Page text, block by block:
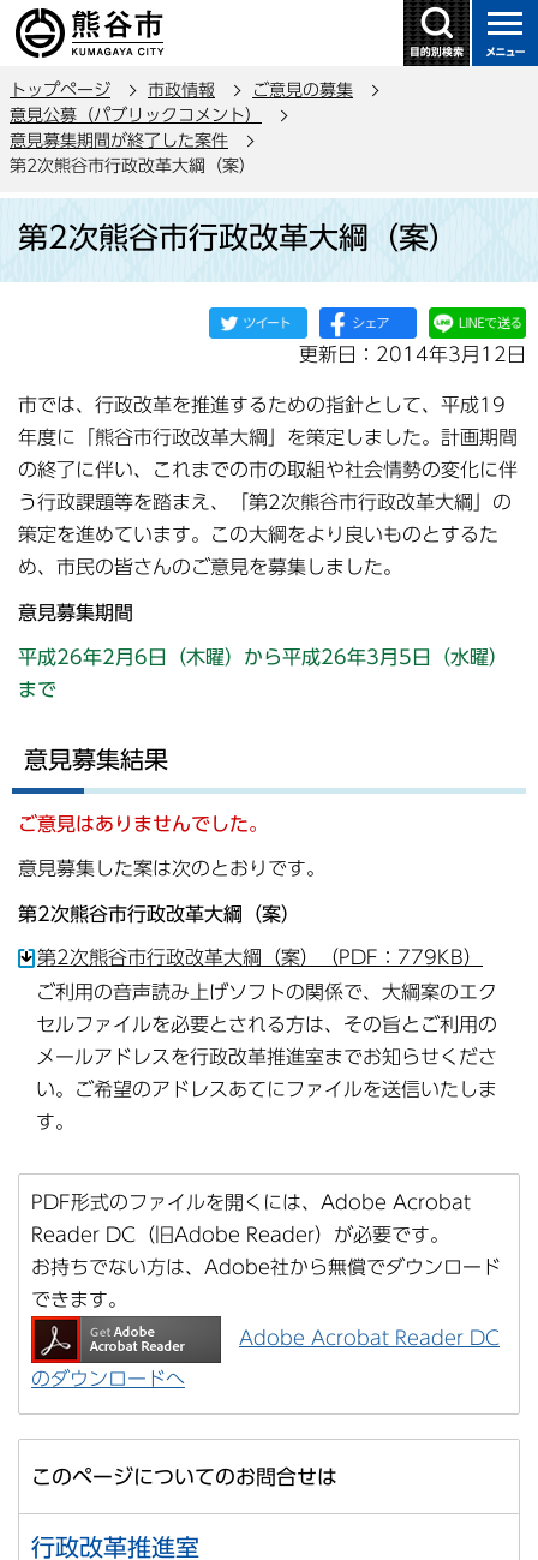
の
ー
ジ
の
先
す
トップページ 市政情報
ご意見の募集
意見公募（パブリックコメント）
意見募集期間が終了した案件
第2次熊谷市行政改革大綱（案）
第2次熊谷市行政改革大綱（案）
更新日：2014年3月12日
市では、行政改革を推進するための指針として、平成19
年度に「熊谷市行政改革大綱」を策定しました。計画期間
の終了に伴い、これまでの市の取組や社会情勢の変化に伴
う行政課題等を踏まえ、「第2次熊谷市行政改革大綱」の
策定を進めています。この大綱をより良いものとするた
め、市民の皆さんのご意見を募集しました。
意見募集期間
平成26年2月6日（木曜）から平成26年3月5日（水曜）
まで
意見募集結果
ご意見はありませんでした。
意見募集した案は次のとおりです。
第2次熊谷市行政改革大綱（案）
第2次熊谷市行政改革大綱（案）（PDF：779KB）
ご利用の音声読み上げソフトの関係で、大綱案のエク
セルファイルを必要とされる方は、その旨とご利用の
メールアドレスを行政改革推進室までお知らせくださ
い。ご希望のアドレスあてにファイルを送信いたしま
す。
PDF形式のファイルを開くには、Adobe Acrobat
Reader DC（旧Adobe Reader）が必要です。
お持ちでない方は、Adobe社から無償でダウンロード
できます。
Adobe Acrobat Reader DC
のダウンロードへ
このページについてのお問合せは
行政改革推進室